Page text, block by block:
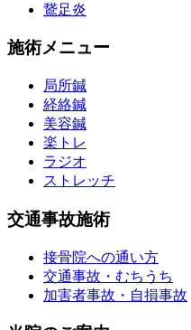
鵞足炎
施術メニュー
局所鍼
経絡鍼
美容鍼
楽トレ
ラジオ
ストレッチ
交通事故施術
接骨院への通い方
交通事故・むちうち
加害者事故・自損事故